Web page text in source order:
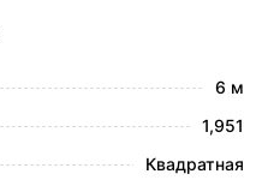
6 м
1,951
Квадратная